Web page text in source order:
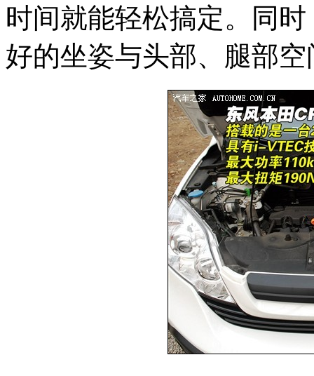
时间就能轻松搞定。同
好的坐姿与头部、腿部空